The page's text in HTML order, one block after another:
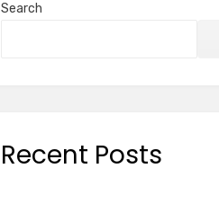
Search
Recent Posts